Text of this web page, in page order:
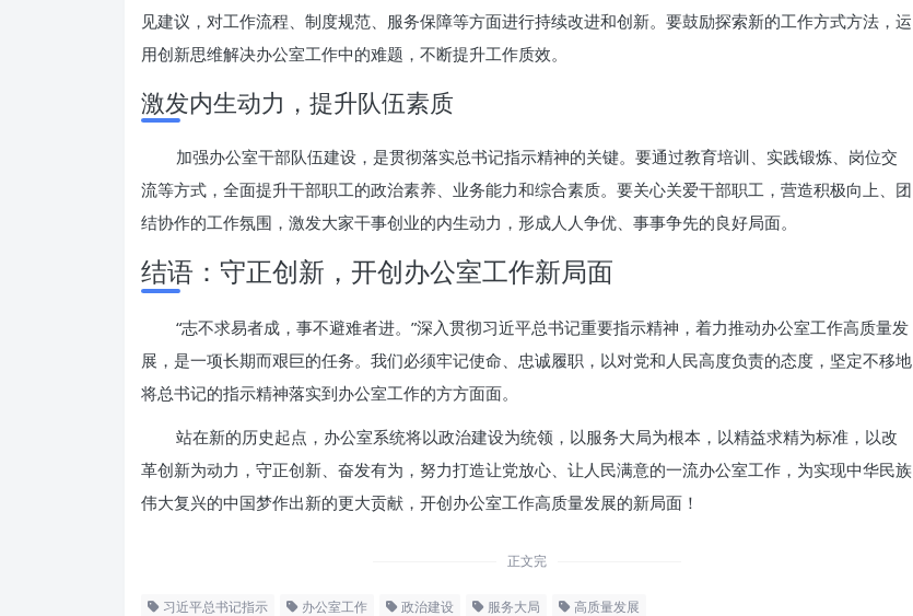
见建议，对工作流程、制度规范、服务保障等方面进行持续改进和创新。要鼓励探索新的工作方式方法，运
用创新思维解决办公室工作中的难题，不断提升工作质效。
激发内生动力，提升队伍素质
加强办公室干部队伍建设，是贯彻落实总书记指示精神的关键。要通过教育培训、实践锻炼、岗位交
流等方式，全面提升干部职工的政治素养、业务能力和综合素质。要关心关爱干部职工，营造积极向上、团
结协作的工作氛围，激发大家干事创业的内生动力，形成人人争优、事事争先的良好局面。
结语：守正创新，开创办公室工作新局面
“志不求易者成，事不避难者进。”深入贯彻习近平总书记重要指示精神，着力推动办公室工作高质量发
展，是一项长期而艰巨的任务。我们必须牢记使命、忠诚履职，以对党和人民高度负责的态度，坚定不移地
将总书记的指示精神落实到办公室工作的方方面面。
站在新的历史起点，办公室系统将以政治建设为统领，以服务大局为根本，以精益求精为标准，以改
革创新为动力，守正创新、奋发有为，努力打造让党放心、让人民满意的一流办公室工作，为实现中华民族
伟大复兴的中国梦作出新的更大贡献，开创办公室工作高质量发展的新局面！
正文完
习近平总书记指示 办公室工作 政治建设 服务大局 高质量发展